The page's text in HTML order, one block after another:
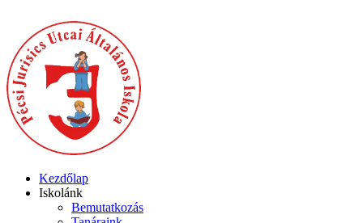
Kezdőlap
Iskolánk
Bemutatkozás